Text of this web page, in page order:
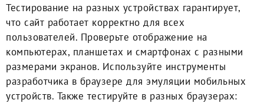
Тестирование на разных устройствах гарантирует,
что сайт работает корректно для всех
пользователей. Проверьте отображение на
компьютерах, планшетах и смартфонах с разными
размерами экранов. Используйте инструменты
разработчика в браузере для эмуляции мобильных
устройств. Также тестируйте в разных браузерах: